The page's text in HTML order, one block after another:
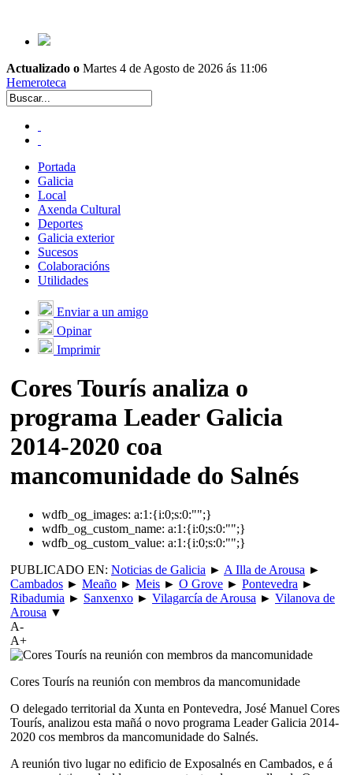
Actualizado o Martes 4 de Agosto de 2026 ás 11:06
Hemeroteca
Portada
Galicia
Local
Axenda Cultural
Deportes
Galicia exterior
Sucesos
Colaboracións
Utilidades
Enviar a un amigo
Opinar
Imprimir
Cores Tourís analiza o
programa Leader Galicia
2014-2020 coa
mancomunidade do Salnés
wdfb_og_images: a:1:{i:0;s:0:"";}
wdfb_og_custom_name: a:1:{i:0;s:0:"";}
wdfb_og_custom_value: a:1:{i:0;s:0:"";}
PUBLICADO EN: Noticias de Galicia ► A Illa de Arousa ►
Cambados ► Meaño ► Meis ► O Grove ► Pontevedra ►
Ribadumia ► Sanxenxo ► Vilagarcía de Arousa ► Vilanova de
Arousa ▼
A-
A+
Cores Tourís na reunión con membros da mancomunidade
O delegado territorial da Xunta en Pontevedra, José Manuel Cores
Tourís, analizou esta mañá o novo programa Leader Galicia 2014-
2020 cos membros da mancomunidade do Salnés.
A reunión tivo lugar no edificio de Exposalnés en Cambados, e á